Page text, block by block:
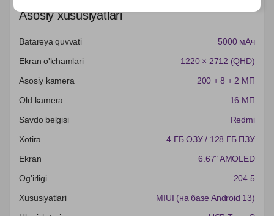
Asosiy xususiyatlari
Batareya quvvati
5000 мАч
Ekran o'lchamlari
1220 × 2712 (QHD)
Asosiy kamera
200 + 8 + 2 МП
Old kamera
16 МП
Savdo belgisi
Redmi
Xotira
4 ГБ ОЗУ / 128 ГБ ПЗУ
Ekran
6.67" AMOLED
Og'irligi
204.5
Xususiyatlari
MIUI (на базе Android 13)